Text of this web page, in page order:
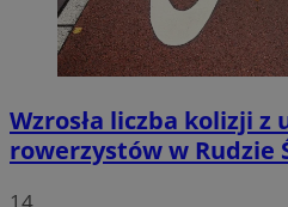
Wzrosła liczba kolizji z
rowerzystów w Rudzie
14